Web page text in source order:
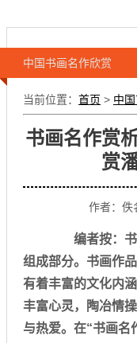
中国书画名作欣赏
当前位置： 首页 > 中
书画名作赏
赏
作者：
编者按：书
组成部分。书画作
有着丰富的文化内
丰富心灵，陶冶情
与热爱。在“书画名